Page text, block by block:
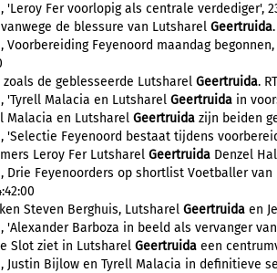
'Leroy Fer voorlopig als centrale verdediger',
de blessure van Lutsharel Geertruida
Voorbereiding Feyenoord maandag
zoals de geblesseerde Lutsharel Geertruida.
'Tyrell Malacia en Lutsharel Geertruida in
Malacia en Lutsharel Geertruida zijn beiden
'Selectie Feyenoord bestaat tijdens
Leroy Fer Lutsharel Geertruida Denzel
Drie Feyenoorders op shortlist Voetballer
Steven Berghuis, Lutsharel Geertruida en
'Alexander Barboza in beeld als vervanger van
Slot ziet in Lutsharel Geertruida een
Justin Bijlow en Tyrell Malacia in definitieve